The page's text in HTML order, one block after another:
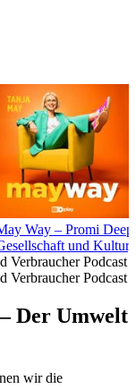
Way – Promi
und
Verbraucher Podcast
Verbraucher Podcast
Der Umwelt
wir die